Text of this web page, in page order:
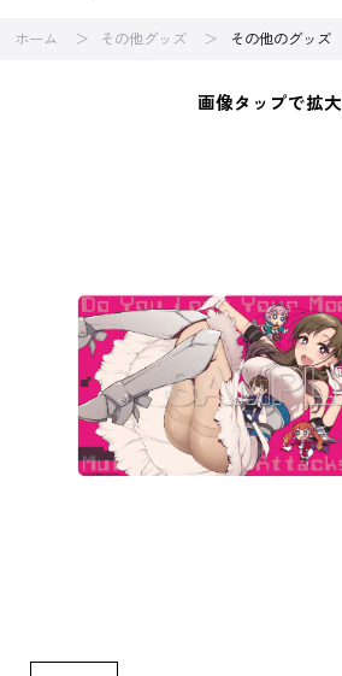
ホーム その他グッズ その他のグッズ
画像タップで拡大